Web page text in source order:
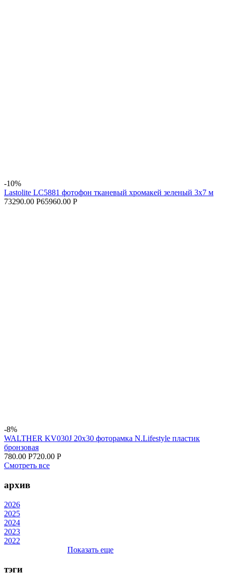
-10%
Lastolite LC5881 фотофон тканевый хромакей зеленый 3х7 м
73290.00 Р65960.00 Р
-8%
WALTHER KV030J 20x30 фоторамка N.Lifestyle пластик
бронзовая
780.00 Р720.00 Р
Смотреть все
архив
2026
2025
2024
2023
2022
Показать еще
тэги